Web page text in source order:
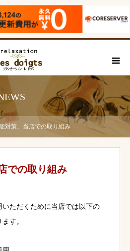
対策、当店での取り組み
での取り組み
ただくために当店では以下の
す。